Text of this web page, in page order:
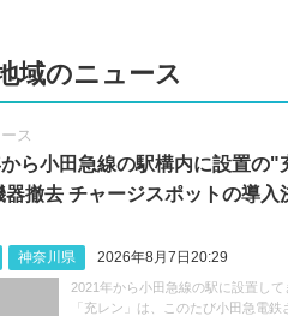
域のニュース
ス
ら小田急線の駅構内に設置の"
器撤去 チャージスポットの導入
神奈川県 2026年8月7日20:29
2021年から小田急線の駅に設置して
「充レン」は、このたび小田急電鉄